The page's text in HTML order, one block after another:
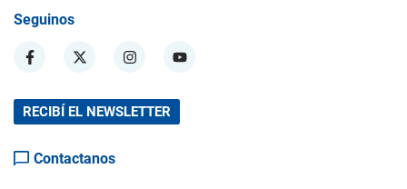
Seguinos
RECIBÍ EL NEWSLETTER
Contactanos